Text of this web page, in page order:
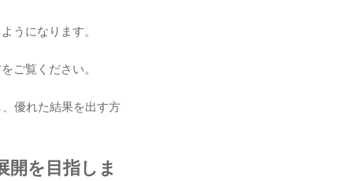
うになります。
ご覧ください。
優れた結果を出す方
開を目指しま